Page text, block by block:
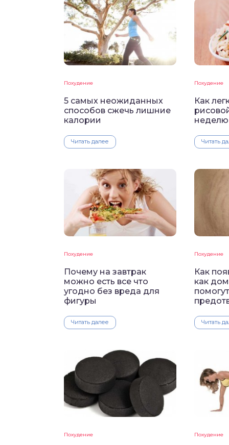
Похудение
5 самых неожиданных
способов сжечь лишние
калории
Читать далее
Похудение
Как
неделю
Читать
Похудение
Почему на завтрак
можно есть все что
угодно без вреда для
фигуры
Читать далее
Похудение
Как
как
Читать
Похудение Похудение